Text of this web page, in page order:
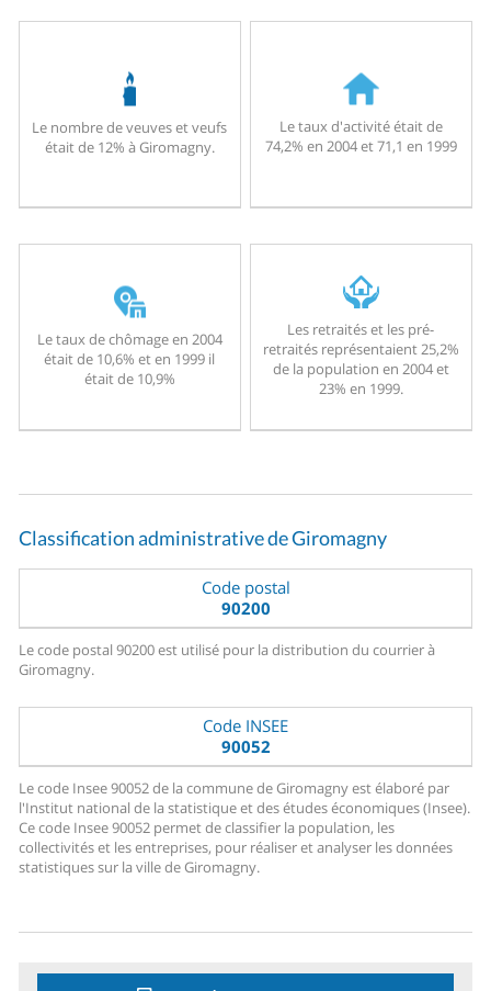
Le nombre de veuves et veufs
était de 12% à Giromagny.
Le taux d'activité était de
74,2% en 2004 et 71,1 en 1999
Le taux de chômage en 2004
était de 10,6% et en 1999 il
était de 10,9%
Les retraités et les pré-
retraités représentaient 25,2%
de la population en 2004 et
23% en 1999.
Classification administrative de Giromagny
Code postal
90200
Le code postal 90200 est utilisé pour la distribution du courrier à
Giromagny.
Code INSEE
90052
Le code Insee 90052 de la commune de Giromagny est élaboré par
l'Institut national de la statistique et des études économiques (Insee).
Ce code Insee 90052 permet de classifier la population, les
collectivités et les entreprises, pour réaliser et analyser les données
statistiques sur la ville de Giromagny.